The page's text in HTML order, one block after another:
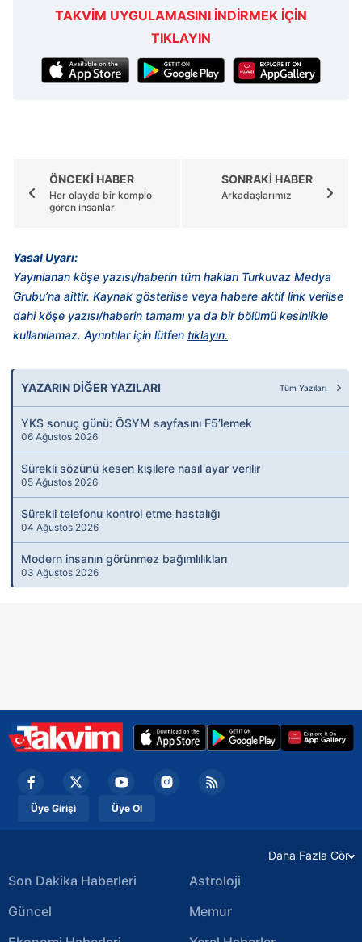
TAKVİM UYGULAMASINI İNDİRMEK İÇİN
TIKLAYIN
ÖNCEKİ HABER
Her olayda bir komplo
gören insanlar
SONRAKİ HABER
Arkadaşlarımız
Yasal Uyarı:
Yayınlanan köşe yazısı/haberin tüm hakları Turkuvaz Medya
Grubu’na aittir. Kaynak gösterilse veya habere aktif link verilse
dahi köşe yazısı/haberin tamamı ya da bir bölümü kesinlikle
kullanılamaz. Ayrıntılar için lütfen tıklayın.
YAZARIN DİĞER YAZILARI Tüm Yazıları
YKS sonuç günü: ÖSYM sayfasını F5’lemek
06 Ağustos 2026
Sürekli sözünü kesen kişilere nasıl ayar verilir
05 Ağustos 2026
Sürekli telefonu kontrol etme hastalığı
04 Ağustos 2026
Modern insanın görünmez bağımlılıkları
03 Ağustos 2026
Üye Girişi Üye Ol
Daha Fazla Gör
Son Dakika Haberleri
Güncel
Astroloji
Memur